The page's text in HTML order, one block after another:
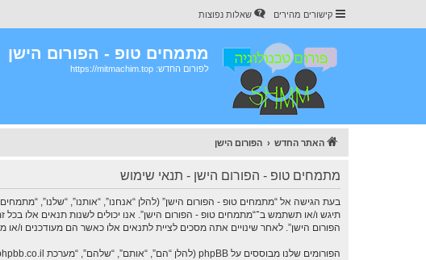
קישורים מהירים שאלות נפוצות
מתמחים טופ - הפורום הישן
לפורום החדש: https://mitmachim.top
האתר החדש הפורום הישן
מתמחים טופ - הפורום הישן - תנאי שימוש
תיגש ו/או תשתמש ב־“מתמחים טופ - הפורום הישן”. אנו יכולים לשנות תנאים אלו
הפורום הישן”. לאחר שינויים אתה מסכים לציית לתנאים אלו כאשר הם מעודכנים ו/או
הפורומים שלנו מבוססים על phpBB (להלן “הם”, “אותם”, “שלהם”, “מערכת phpBB”, “www.phpbb.co.il”, “קבוצת phpBB”, “צוות phpBB הישראלי”) אשר הינה מערכת בולטיין המשוחררת תחת הסכם “